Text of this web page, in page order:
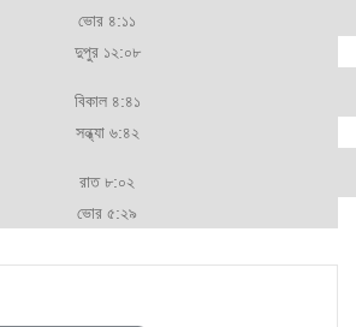
ভোর ৪:১১
দুপুর ১২:০৮
বিকাল ৪:৪১
সন্ধ্যা ৬:৪২
রাত ৮:০২
ভোর ৫:২৯